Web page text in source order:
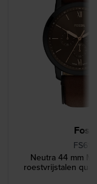
Neutra 44 mm
roestvrijstalen